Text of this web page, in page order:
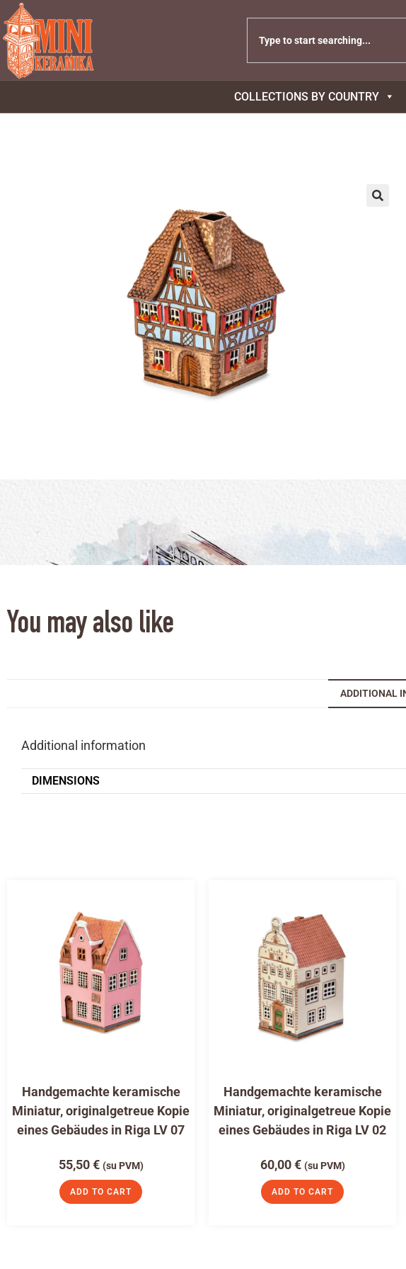
COLLECTIONS BY COUNTRY
You may also like
ADDITIONAL
Additional information
DIMENSIONS
Handgemachte keramische
Miniatur, originalgetreue Kopie
eines Gebäudes in Riga LV 07
55,50€ (su PVM)
ADD TO CART
Handgemachte keramische
Miniatur, originalgetreue Kopie
eines Gebäudes in Riga LV 02
60,00€ (su PVM)
ADD TO CART